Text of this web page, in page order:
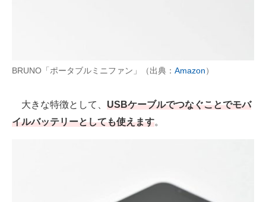
BRUNO「ポータブルミニファン」（出典： Amazon）
大きな特徴として、 USBケーブルでつなぐことでモバ
イルバッテリーとしても使えます。